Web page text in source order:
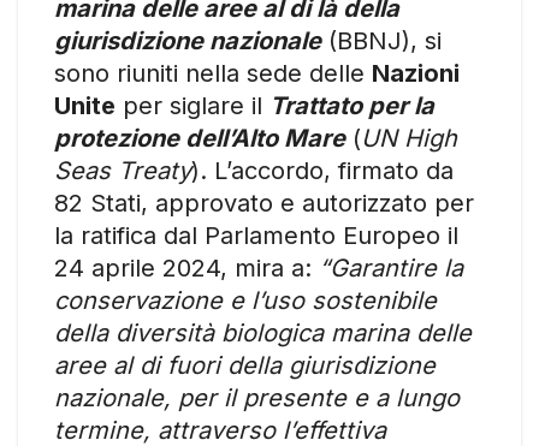
marina delle aree al di là della
giurisdizione nazionale(BBNJ), si
sono riuniti nella sede delle Nazioni
Unite per siglare il Trattato per la
protezione dell’Alto Mare(UN High
Seas Treaty). L’accordo, firmato da
82 Stati, approvato e autorizzato per
la ratifica dal Parlamento Europeo il
24 aprile 2024, mira a: “Garantire la
conservazione e l’uso sostenibile
della diversità biologica marina delle
aree al di fuori della giurisdizione
nazionale, per il presente e a lungo
termine, attraverso l’effettiva